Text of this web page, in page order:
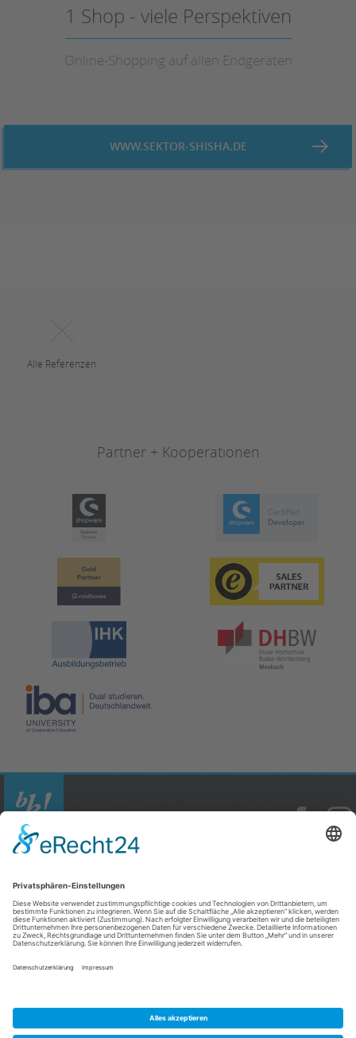
1 Shop - viele Perspektiven
Online-Shopping auf allen Endgeräten
WWW.SEKTOR-SHISHA.DE
Alle Referenzen
Partner + Kooperationen
© Copyright 2026
mister bk! GmbH
Vinzenz-Pallotti-Str. 18
65552 Limburg / Lahn